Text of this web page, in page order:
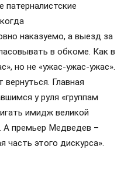
наказуемо, а выезд за
в обкоме. Как в
но не «ужас-ужас-ужас».
Главная
у руля «группам
имидж великой
А премьер Медведев –
этого дискурса».